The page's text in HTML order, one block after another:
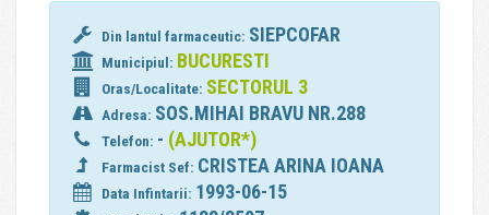
Din lantul farmaceutic: SIEPCOFAR
Municipiul: BUCURESTI
Oras/Localitate: SECTORUL 3
Adresa: SOS.MIHAI BRAVU NR.288
Telefon: - (AJUTOR*)
Farmacist Sef: CRISTEA ARINA IOANA
Data Infintarii: 1993-06-15